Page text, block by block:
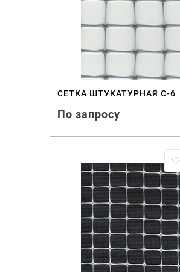
СЕТКА ШТУКАТУРНАЯ С-6
По запросу
♡